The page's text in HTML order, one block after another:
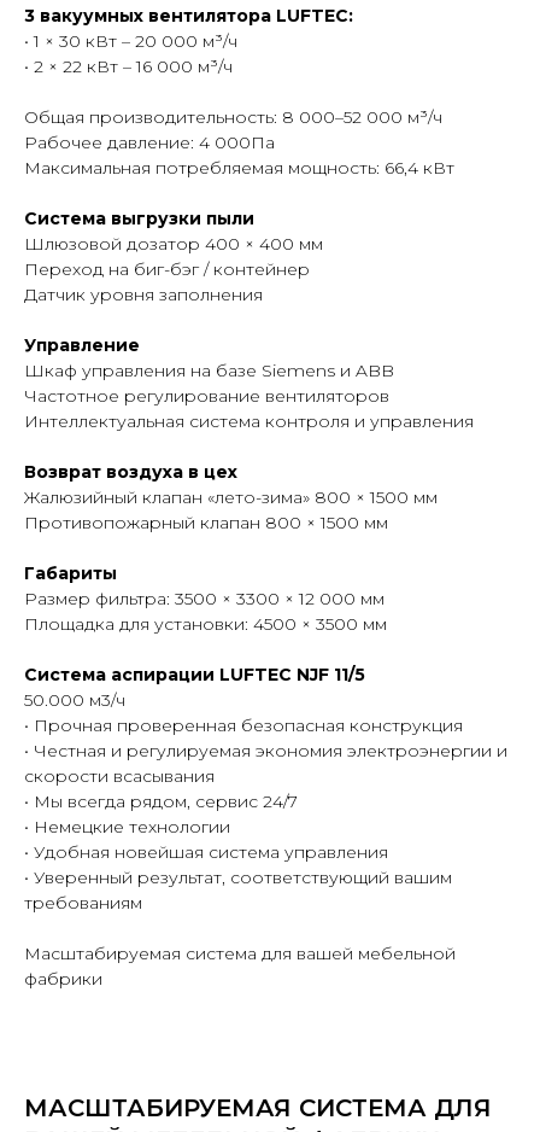
3 вакуумных вентилятора LUFTEC:
• 1 × 30 кВт – 20 000 м³/ч
• 2 × 22 кВт – 16 000 м³/ч
Общая производительность: 8 000–52 000 м³/ч
Рабочее давление: 4 000Па
Максимальная потребляемая мощность: 66,4 кВт
Система выгрузки пыли
Шлюзовой дозатор 400 × 400 мм
Переход на биг-бэг / контейнер
Датчик уровня заполнения
Управление
Шкаф управления на базе Siemens и ABB
Частотное регулирование вентиляторов
Интеллектуальная система контроля и управления
Возврат воздуха в цех
Жалюзийный клапан «лето-зима» 800 × 1500 мм
Противопожарный клапан 800 × 1500 мм
Габариты
Размер фильтра: 3500 × 3300 × 12 000 мм
Площадка для установки: 4500 × 3500 мм
Система аспирации LUFTEC NJF 11/5
50.000 м3/ч
• Прочная проверенная безопасная конструкция
• Честная и регулируемая экономия электроэнергии и
скорости всасывания
• Мы всегда рядом, сервис 24/7
• Немецкие технологии
• Удобная новейшая система управления
• Уверенный результат, соответствующий вашим
требованиям
Масштабируемая система для вашей мебельной
фабрики
МАСШТАБИРУЕМАЯ СИСТЕМА ДЛЯ